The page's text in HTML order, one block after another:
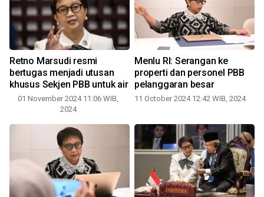
Retno Marsudi resmi
bertugas menjadi utusan
khusus Sekjen PBB untuk air
01 November 2024 11:06 WIB,
2024
Menlu RI: Serangan ke
properti dan personel PBB
pelanggaran besar
11 October 2024 12:42 WIB, 2024